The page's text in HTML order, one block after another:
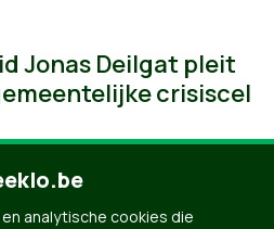
Jonas Deilgat pleit
crisiscel
analytische cookies die